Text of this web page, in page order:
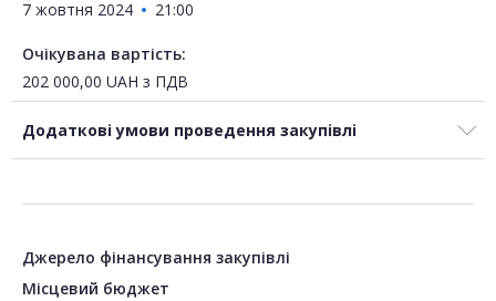
7 жовтня 2024
21:00
Очікувана вартість:
202 000,00 UAH з ПДВ
Додаткові умови проведення закупівлі
Джерело фінансування закупівлі
Місцевий бюджет